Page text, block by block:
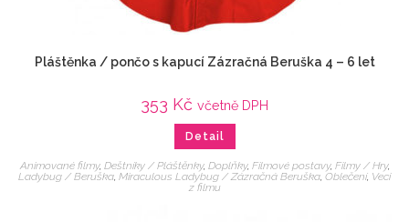
Pláštěnka / pončo s kapucí Zázračná Beruška 4 – 6 let
353 Kč včetně DPH
Detail
Animované filmy, Deštníky / Pláštěnky, Doplňky, Filmové postavy, Filmy / Hry,
Ladybug / Beruška, Miraculous Ladybug / Zázračná Beruška, Oblečení, Veci
z filmu